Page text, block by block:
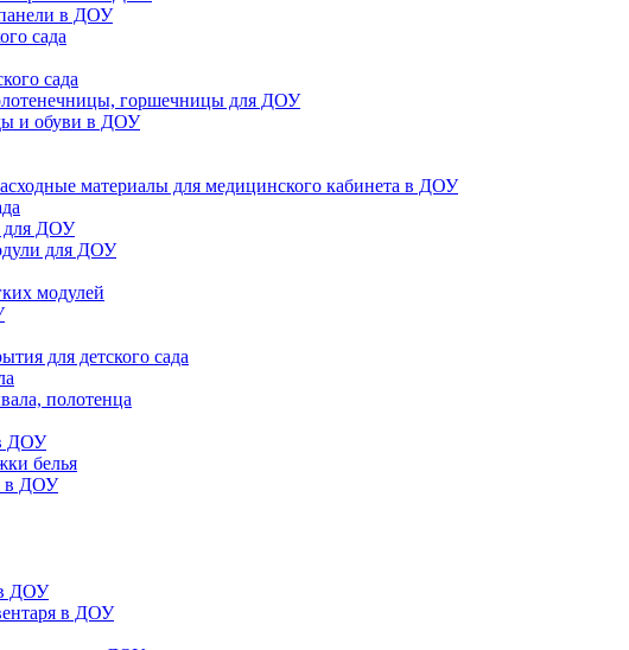
в ДОУ
сада
сада
горшечницы для ДОУ
и обуви в ДОУ
материалы для медицинского кабинета в ДОУ
для ДОУ
для ДОУ
модулей
для детского сада
полотенца
ДОУ
белья
в ДОУ
ДОУ
в ДОУ